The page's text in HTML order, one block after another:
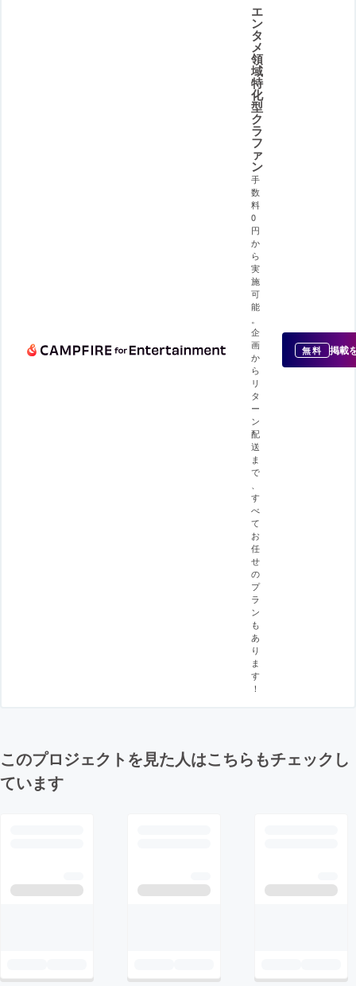
エ
ン
タ
メ
領
域
特
化
型
ク
ラ
フ
ァ
ン
手
数
料
0
円
か
ら
実
施
可
能
企
画
か
ら
リ
タ
ー
ン
配
送
ま
で
す
べ
て
お
任
せ
の
プ
ラ
ン
も
あ
り
ま
す
！
無料 掲載
このプロジェクトを見た人はこちらもチェックし
ています